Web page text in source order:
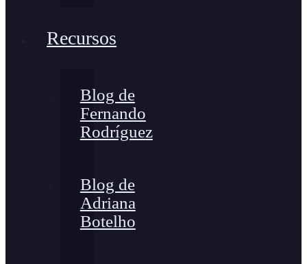
Recursos
Blog de
Fernando
Rodríguez
Blog de
Adriana
Botelho